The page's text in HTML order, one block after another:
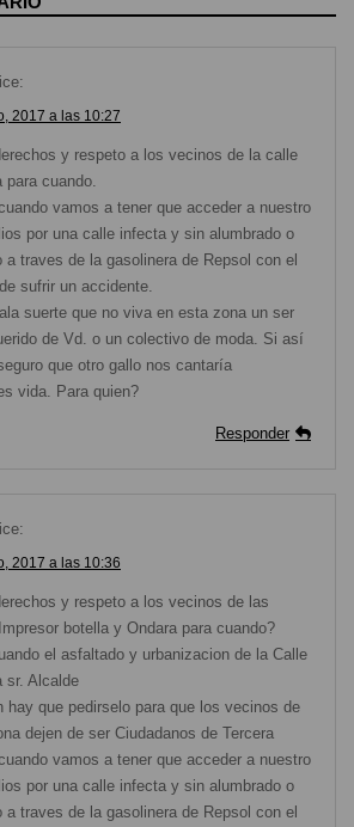
2017 a las 10:27
y respeto a los vecinos de la calle
para cuando.
vamos a tener que acceder a nuestro
por una calle infecta y sin alumbrado o
a traves de la gasolinera de Repsol con el
sufrir un accidente.
suerte que no viva en esta zona un ser
de Vd. o un colectivo de moda. Si así
que otro gallo nos cantaría
vida. Para quien?
Responder
2017 a las 10:36
y respeto a los vecinos de las
botella y Ondara para cuando?
el asfaltado y urbanizacion de la Calle
sr. Alcalde
hay que pedirselo para que los vecinos de
dejen de ser Ciudadanos de Tercera
vamos a tener que acceder a nuestro
por una calle infecta y sin alumbrado o
a traves de la gasolinera de Repsol con el